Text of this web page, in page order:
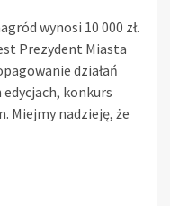
wynosi 10 000 zł.
Prezydent Miasta
działań
konkurs
Miejmy nadzieję, że